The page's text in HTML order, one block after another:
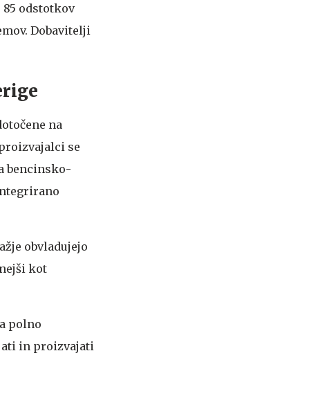
odstotkov
Dobavitelji
na
se
bencinsko-
obvladujejo
kot
polno
in proizvajati